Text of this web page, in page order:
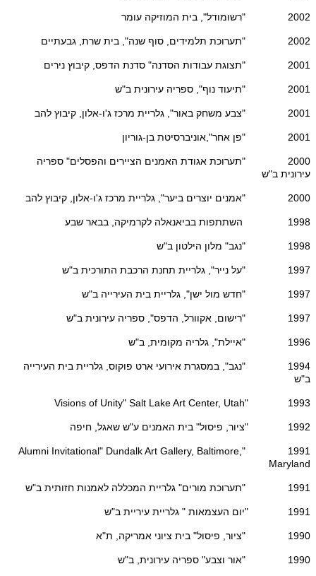
2002 "רשומודל", בית המוזיקה עומר
2002 "תערוכת תלמידים, סוף שנה", בית שרת, גבעתיים
2001 "תצוגת עבודות הסדנה" סדנת הדפס, קיבוץ נירים
2001 "תיעוד נוף", ספריה עירונית ב"ש
2001 "צבע משחק באור", גלריית מרכז ג'ו-אלון, קיבוץ להב
2001 "פן אחר",אוניברסיטת בן-גוריון
2000 "תערוכת אגודת האמנים הציירים והפסלים" ספריה
עירונית ב"ש
2000 "אמנים יוצרים ביער", גלריית מרכז ג'ו-אלון, קיבוץ להב
1998 השתתפות בביאנאלה לקרמיקה, בבאר שבע
1998 "נגב" מלון הילטון ב"ש
1997 "על נייר", גלריית תחנת הרכבת התורכית ב"ש
1997 "חדש מול ישן", גלריית בית העירייה ב"ש
1997 "רישום, אקוורל, הדפס", ספריה עירונית ב"ש
1996 "איילת", גלריה מקומית, ב"ש
1994 "נגב", במסגרת אירועי ארט פוקוס, גלריית בית העירייה
ב"ש
1993 "Visions of Unity" Salt Lake Art Center, Utah
1992 "ציור, פיסול" בית האמנים ע"ש שאגל, חיפה
1991 "Alumni Invitational" Dundalk Art Gallery, Baltimore,
Maryland
1991 "תערוכת מורים" גלריית המכללה לאמנות חזותית ב"ש
1991 "יום העצמאות " גלריית עיריית ב"ש
1990 "ציור, פיסול" בית ציוני אמריקה, ת"א
1990 "אור וצבע" ספריה עירונית, ב"ש